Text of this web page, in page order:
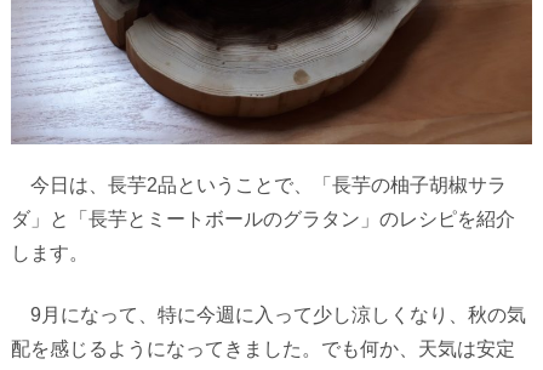
今日は、長芋2品ということで、「長芋の柚子胡椒サラ
ダ」と「長芋とミートボールのグラタン」のレシピを紹介
します。
9 月になって、特に今週に入って少し涼しくなり、秋の気
配を感じるようになってきました。でも何か、天気は安定